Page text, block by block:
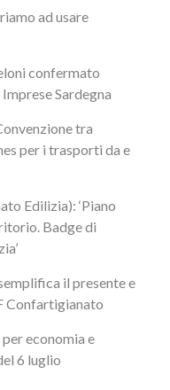
ad usare
confermato
Sardegna
tra
per i trasporti da e
Edilizia): ‘Piano
Badge di
il presente e
Confartigianato
economia e
6 luglio